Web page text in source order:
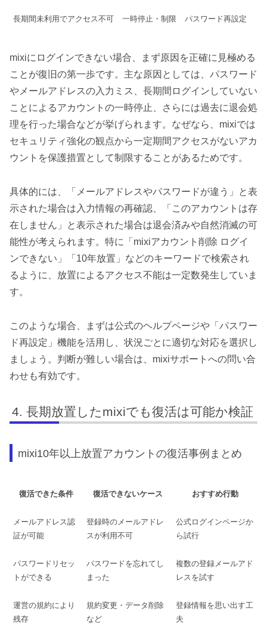
長期間未利用でアクセス不可 一時停止・制限 パスワード再設定
mixiにログインできない場合、まず原因を正確に見極める
ことが復旧の第一歩です。主な原因としては、パスワード
やメールアドレスの入力ミス、長期間ログインしていない
ことによるアカウントの一時停止、さらには過去に退会処
理を行った場合などが挙げられます。なぜなら、mixiでは
セキュリティ強化の観点から一定期間アクセスがないアカ
ウントを保護措置として制限することがあるためです。
具体的には、「メールアドレスやパスワードが違う」と表
示された場合は入力情報の再確認、「このアカウントは存
在しません」と表示された場合は退会済みや自然消滅の可
能性が考えられます。特に「mixiアカウント削除 ログイ
ンできない」「10年放置」などのキーワードで検索され
るように、放置によるアクセス不能は一定数発生していま
す。
このような場合、まずは公式のヘルプページや「パスワー
ド再設定」機能を活用し、状況ごとに適切な対応を選択し
ましょう。判断が難しい場合は、mixiサポートへの問い合
わせも有効です。
長期放置したmixiでも復活は可能か検証
mixi10年以上放置アカウントの復活事例まとめ
復活できた条件 復活できないケース おすすめ行動
メールアドレス認
証が可能
登録時のメールアドレ
スが利用不可
公式ログインページか
ら試行
パスワードリセッ
トができる
パスワードを忘れてし
まった
複数の登録メールアド
レスを試す
運営の規約により
残存
規約変更・データ削除
など
登録情報を思い出す工
夫